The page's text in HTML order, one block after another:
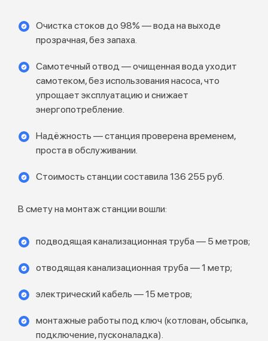
Очистка стоков до 98% — вода на выходе
прозрачная, без запаха.
Самотечный отвод — очищенная вода уходит
самотеком, без использования насоса, что
упрощает эксплуатацию и снижает
энергопотребление.
Надёжность — станция проверена временем,
проста в обслуживании.
Стоимость станции составила 136 255 руб.
В смету на монтаж станции вошли:
подводящая канализационная труба — 5 метров;
отводящая канализационная труба — 1 метр;
электрический кабель — 15 метров;
монтажные работы под ключ (котлован, обсыпка,
подключение, пусконаладка).